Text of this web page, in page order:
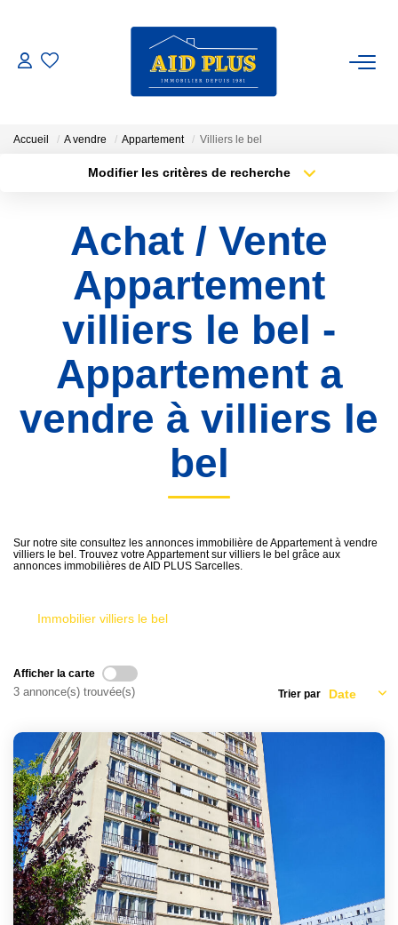
ACHETER
ESTIMER
NOS ACTUALITÉS
CONTACT
Accueil A vendre Appartement Villiers le bel
Modifier les critères de recherche
Sélectionnez...
Type de bien
Surface min
Budget max Plus de critères
Créer une alerte
Achat / Vente
Appartement
villiers le bel -
Appartement a
vendre à villiers le
bel
Sur notre site consultez les annonces immobilière de Appartement à vendre
villiers le bel. Trouvez votre Appartement sur villiers le bel grâce aux
annonces immobilières de AID PLUS Sarcelles.
Immobilier villiers le bel
Afficher la carte
3 annonce(s) trouvée(s) Trier par